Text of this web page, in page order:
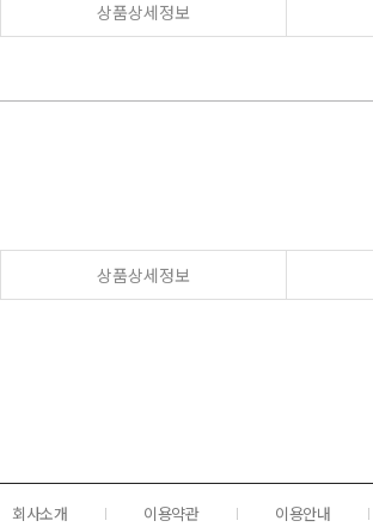
상품상세정보
상품상세정보
회사소개 이용약관 이용안내